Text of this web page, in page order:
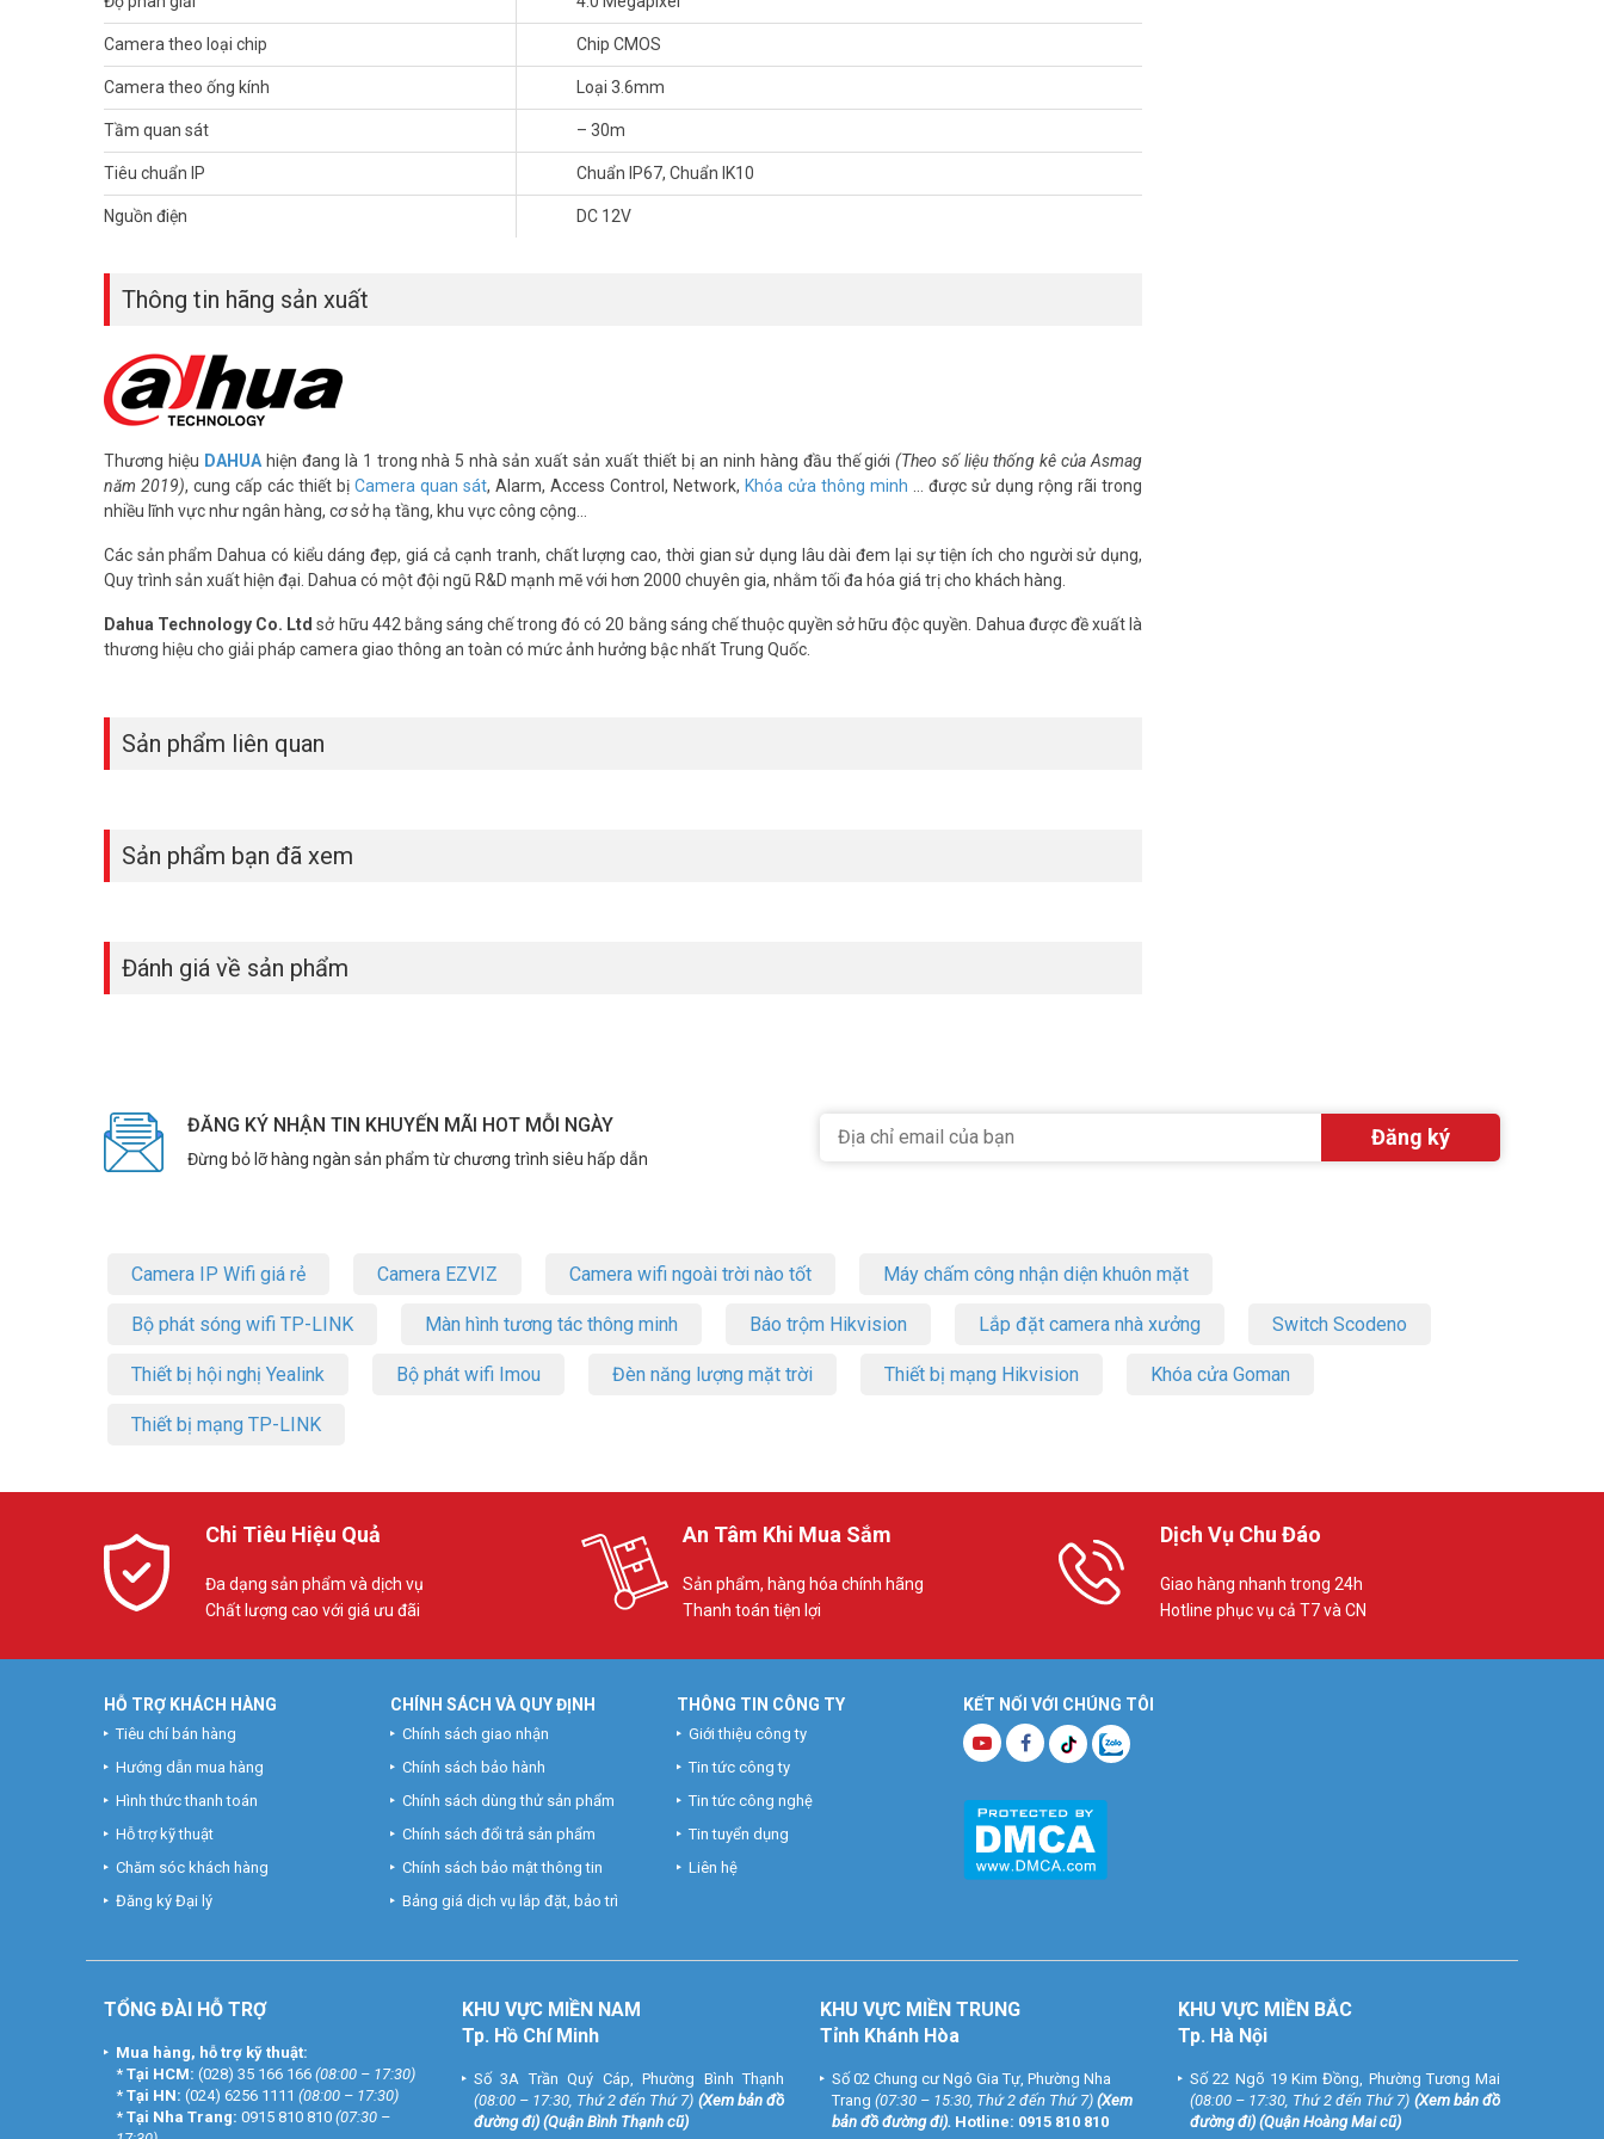
– Facebook:
– Youtube:
https://www.youtube.com/c/VuhoangTVChannel
Camera theo loại chip Chip CMOS
Camera theo ống kính Loại 3.6mm
Tầm quan sát – 30m
Tiêu chuẩn IP Chuẩn IP67, Chuẩn IK10
Nguồn điện DC 12V
Thông tin hãng sản xuất
Thương hiệu DAHUAhiện đang là 1 trong nhà 5 nhà sản xuất sản xuất thiết bị an ninh hàng đầu thế giới(Theo số liệu thống kê của Asmag
năm 2019), cung cấp các thiết bị Camera quan sát, Alarm, Access Control, Network, Khóa cửa thông minh … được sử dụng rộng rãi trong
nhiều lĩnh vực như ngân hàng, cơ sở hạ tầng, khu vực công cộng…
Các sản phẩm Dahua có kiểu dáng đẹp, giá cả cạnh tranh, chất lượng cao, thời gian sử dụng lâu dài đem lại sự tiện ích cho người sử dụng,
Quy trình sản xuất hiện đại. Dahua có một đội ngũ R&D mạnh mẽ với hơn 2000 chuyên gia, nhằm tối đa hóa giá trị cho khách hàng.
Dahua Technology Co. Ltd sở hữu 442 bằng sáng chế trong đó có 20 bằng sáng chế thuộc quyền sở hữu độc quyền. Dahua được đề xuất là
thương hiệu cho giải pháp camera giao thông an toàn có mức ảnh hưởng bậc nhất Trung Quốc.
Sản phẩm liên quan
Sản phẩm bạn đã xem
Đánh giá về sản phẩm
ĐĂNG KÝ NHẬN TIN KHUYẾN MÃI HOT MỖI NGÀY
Đừng bỏ lỡ hàng ngàn sản phẩm từ chương trình siêu hấp dẫn
Camera IP Wifi giá rẻ Camera EZVIZ Camera wifi ngoài trời nào tốt Máy chấm công nhận diện khuôn mặt
Bộ phát sóng wifi TP-LINK Màn hình tương tác thông minh Báo trộm Hikvision Lắp đặt camera nhà xưởng Switch Scodeno
Thiết bị hội nghị Yealink Bộ phát wifi Imou Đèn năng lượng mặt trời Thiết bị mạng Hikvision Khóa cửa Goman
Thiết bị mạng TP-LINK
Chi Tiêu Hiệu Quả
Đa dạng sản phẩm và dịch vụ
Chất lượng cao với giá ưu đãi
An Tâm Khi Mua Sắm
Sản phẩm, hàng hóa chính hãng
Thanh toán tiện lợi
Dịch Vụ Chu Đáo
Giao hàng nhanh trong 24h
Hotline phục vụ cả T7 và CN
KẾT NỐI VỚI CHÚNG TÔI
HỖ TRỢ KHÁCH HÀNG
Tiêu chí bán hàng
Hướng dẫn mua hàng
Hình thức thanh toán
Hỗ trợ kỹ thuật
Chăm sóc khách hàng
Đăng ký Đại lý
CHÍNH SÁCH VÀ QUY ĐỊNH
Chính sách giao nhận
Chính sách bảo hành
Chính sách dùng thử sản phẩm
Chính sách đổi trả sản phẩm
Chính sách bảo mật thông tin
Bảng giá dịch vụ lắp đặt, bảo trì
THÔNG TIN CÔNG TY
Giới thiệu công ty
Tin tức công ty
Tin tức công nghệ
Tin tuyển dụng
Liên hệ
TỔNG ĐÀI HỖ TRỢ
Mua hàng, hỗ trợ kỹ thuật:
* Tại HCM: (028) 35 166 166 (08:00 – 17:30)
* Tại HN: (024) 6256 1111 (08:00 – 17:30)
* Tại Nha Trang: 0915 810 810 (07:30 –
KHU VỰC MIỀN NAM
Tp. Hồ Chí Minh
Số 3A Trần Quý Cáp, Phường Bình Thạnh
(08:00 – 17:30, Thứ 2 đến Thứ 7) (Xem bản đồ
đường đi) (Quận Bình Thạnh cũ)
KHU VỰC MIỀN TRUNG
Tỉnh Khánh Hòa
Số 02 Chung cư Ngô Gia Tự, Phường Nha
Trang (07:30 – 15:30, Thứ 2 đến Thứ 7) (Xem
bản đồ đường đi). Hotline: 0915 810 810
KHU VỰC MIỀN BẮC
Tp. Hà Nội
Số 22 Ngõ 19 Kim Đồng, Phường Tương Mai
(08:00 – 17:30, Thứ 2 đến Thứ 7) (Xem bản đồ
đường đi) (Quận Hoàng Mai cũ)